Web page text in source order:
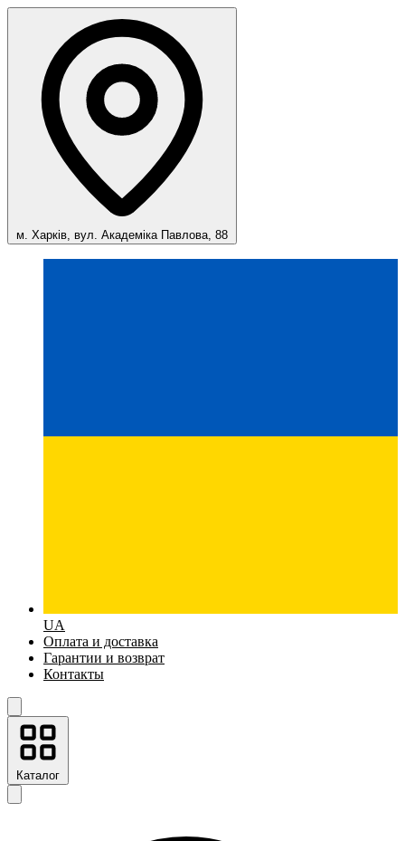
м. Харків, вул. Академіка Павлова, 88
UA
Оплата и доставка
Гарантии и возврат
Контакты
Каталог